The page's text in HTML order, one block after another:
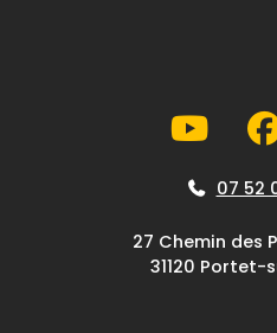
07 52
27 Chemin des
31120 Portet-